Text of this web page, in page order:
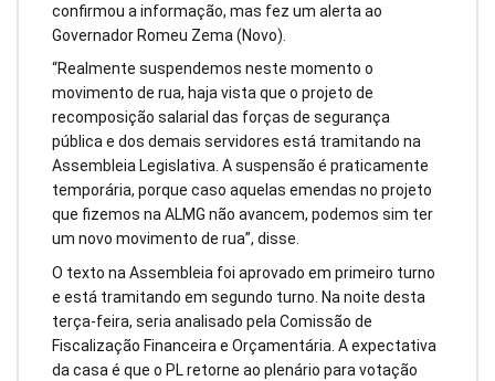
confirmou a informação, mas fez um alerta ao
Governador Romeu Zema (Novo).
“Realmente suspendemos neste momento o
movimento de rua, haja vista que o projeto de
recomposição salarial das forças de segurança
pública e dos demais servidores está tramitando na
Assembleia Legislativa. A suspensão é praticamente
temporária, porque caso aquelas emendas no projeto
que fizemos na ALMG não avancem, podemos sim ter
um novo movimento de rua”, disse.
O texto na Assembleia foi aprovado em primeiro turno
e está tramitando em segundo turno. Na noite desta
terça-feira, seria analisado pela Comissão de
Fiscalização Financeira e Orçamentária. A expectativa
da casa é que o PL retorne ao plenário para votação